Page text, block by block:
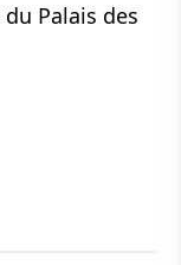
Palais des